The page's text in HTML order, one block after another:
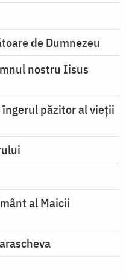
de Dumnezeu
nostru Iisus
păzitor al vieții
al Maicii